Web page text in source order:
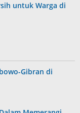
untuk Warga di
Gibran di